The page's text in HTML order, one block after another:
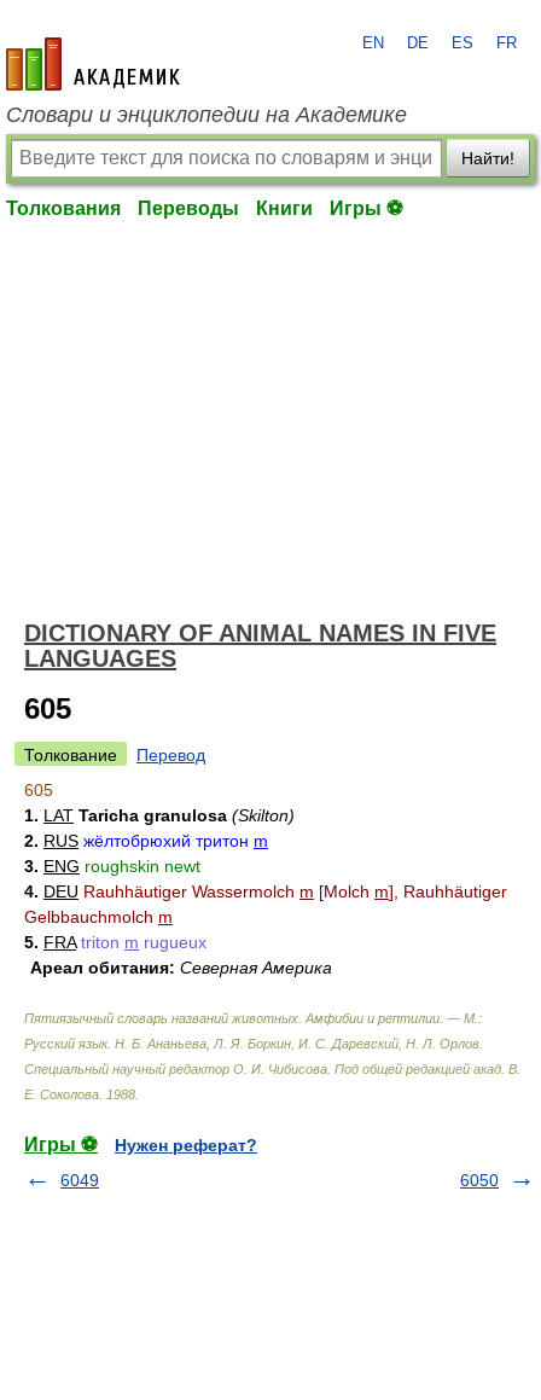
academic.ru
EN DE ES FR
Словари и энциклопедии на Академике
Найти!
Толкования Переводы Книги Игры ⚽
DICTIONARY OF ANIMAL NAMES IN FIVE
LANGUAGES
605
Толкование
Перевод
605
1. LAT Taricha granulosa (Skilton)
2. RUS жёлтобрюхий тритон m
3. ENG roughskin newt
4. DEU Rauhhäutiger Wassermolch m [Molch m], Rauhhäutiger
Gelbbauchmolch m
5. FRA triton m rugueux
Ареал обитания: Северная Америка
Пятиязычный словарь названий животных. Амфибии и рептилии. — М.:
Русский язык. Н. Б. Ананьева, Л. Я. Боркин, И. С. Даревский, Н. Л. Орлов.
Специальный научный редактор О. И. Чибисова. Под общей редакцией акад. В.
Е. Соколова 1988
Игры ⚽
Нужен реферат?
6049
6050